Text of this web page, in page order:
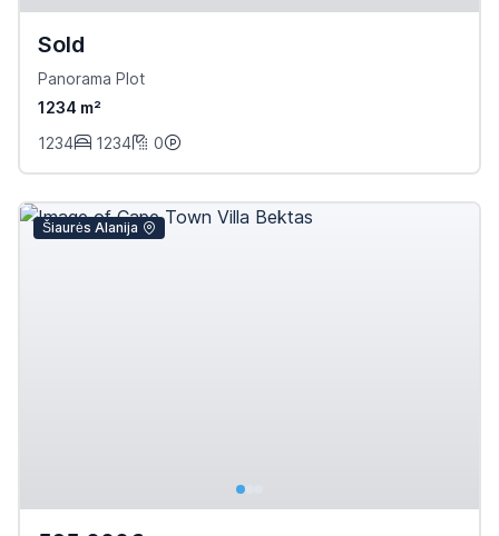
Sold
Panorama Plot
1234 m²
1234
1234 0
Šiaurės Alanija